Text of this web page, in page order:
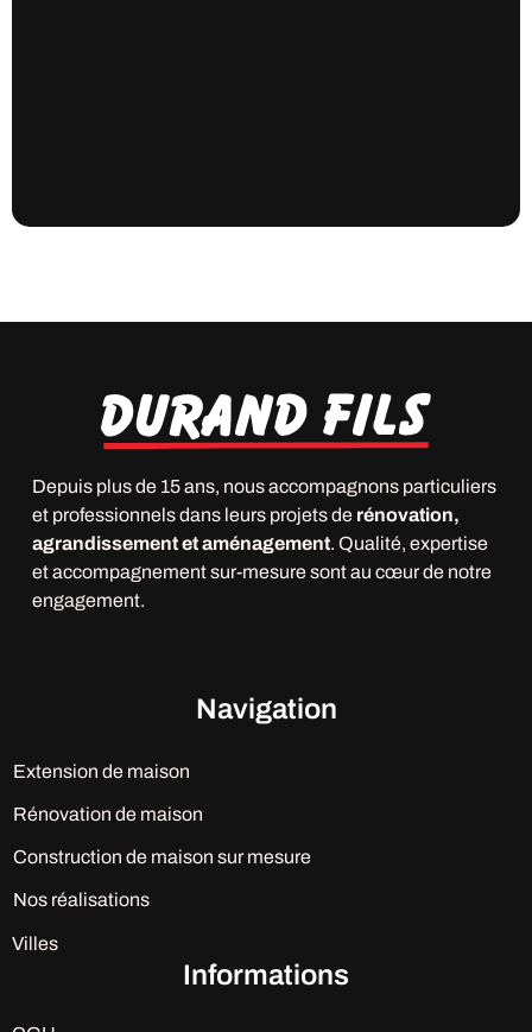
Depuis plus de 15 ans, nous accompagnons particuliers
et professionnels dans leurs projets de rénovation,
agrandissement et aménagement. Qualité, expertise
et accompagnement sur-mesure sont au cœur de notre
engagement.
Navigation
Extension de maison
Rénovation de maison
Construction de maison sur mesure
Nos réalisations
Villes
Informations